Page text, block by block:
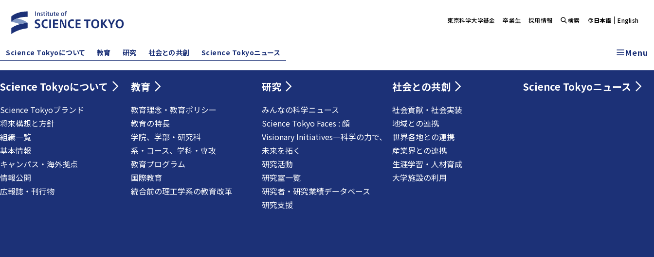
Science Tokyoについて 教育 研究 社会との共創 Science Tokyoニュース Menu
Science Tokyoについて
Science Tokyoブランド
将来構想と方針
組織一覧
基本情報
キャンパス・海外拠点
情報公開
広報誌・刊行物
教育
教育理念・教育ポリシー
教育の特長
学院、学部・研究科
系・コース、学科・専攻
教育プログラム
国際教育
統合前の理工学系の教育改革
研究
みんなの科学ニュース
Science Tokyo Faces : 顔
Visionary Initiatives―科学の力で、
未来を拓く
研究活動
研究室一覧
研究者・研究業績データベース
研究支援
社会との共創
社会貢献・社会実装
地域との連携
世界各地との連携
産業界との連携
生涯学習・人材育成
大学施設の利用
Science Tokyoニュース
東京科学大学基金 卒業生 採用情報 検索 日本語 English